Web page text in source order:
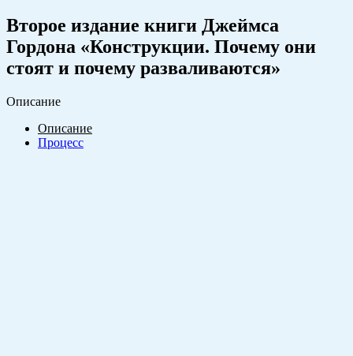
Второе издание книги Джеймса
Гордона «Конструкции. Почему они
стоят и почему разваливаются»
Описание
Описание
Процесс